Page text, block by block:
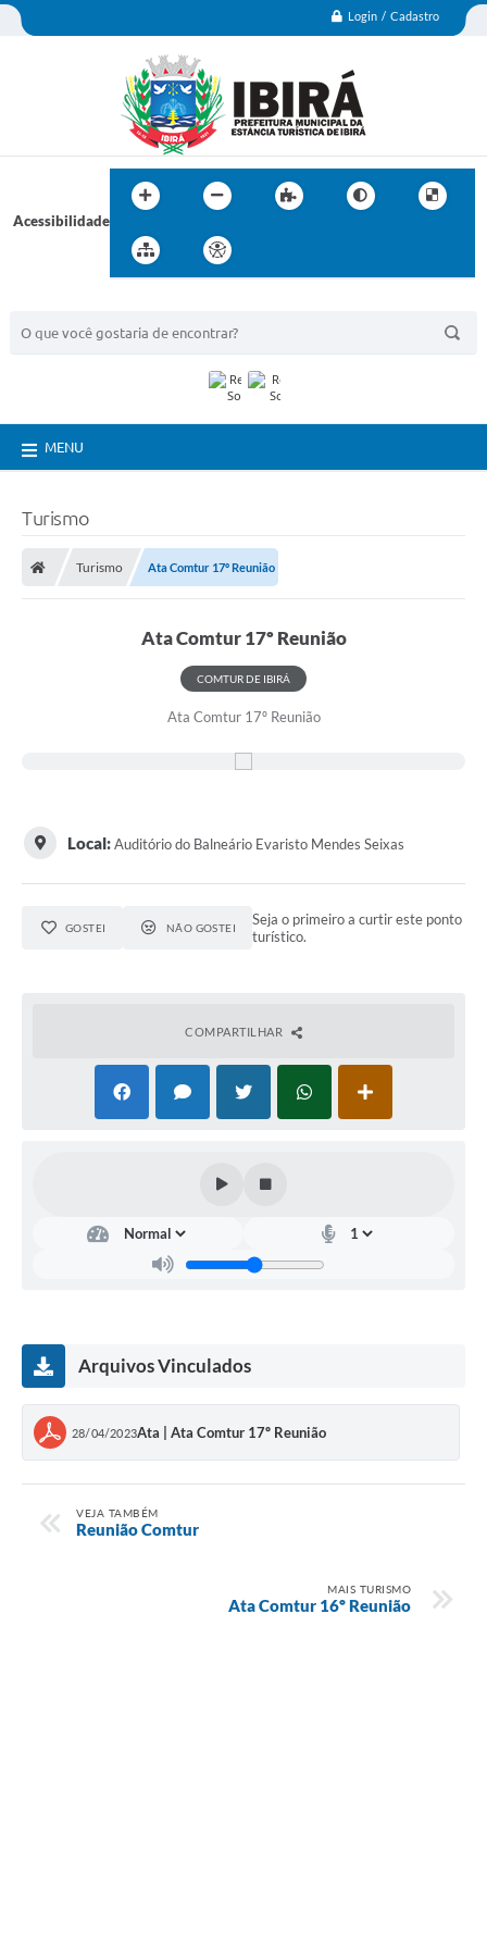
Login / Cadastro
Acessibilidade
MENU
Turismo
Turismo Ata Comtur 17º Reunião
Ata Comtur 17º Reunião
COMTUR DE IBIRÁ
Ata Comtur 17º Reunião
Local:Auditório do Balneário Evaristo Mendes Seixas
GOSTEI NÃO GOSTEI
Seja o primeiro a curtir este ponto
turístico.
COMPARTILHAR
Arquivos Vinculados
28/04/2023Ata | Ata Comtur 17º Reunião
VEJA TAMBÉM
Reunião Comtur
MAIS TURISMO
Ata Comtur 16º Reunião